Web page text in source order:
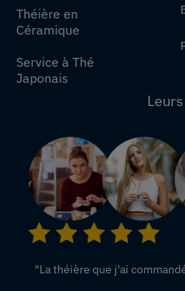
Théière en
Céramique
Service à Thé
Japonais
"La théière que j'ai